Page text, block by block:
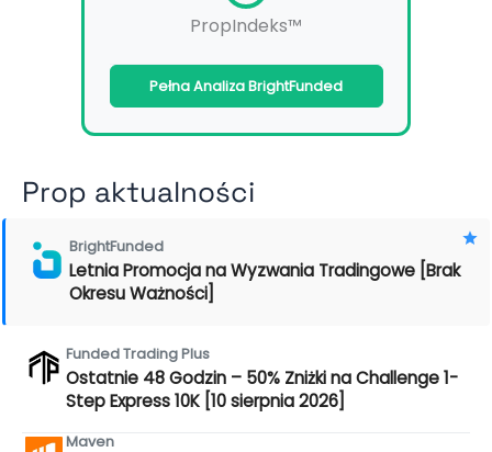
PropIndeks™
Pełna Analiza BrightFunded
Prop aktualności
BrightFunded
Letnia Promocja na Wyzwania Tradingowe [Brak
Okresu Ważności]
Funded Trading Plus
Ostatnie 48 Godzin – 50% Zniżki na Challenge 1-
Step Express 10K [10 sierpnia 2026]
Maven